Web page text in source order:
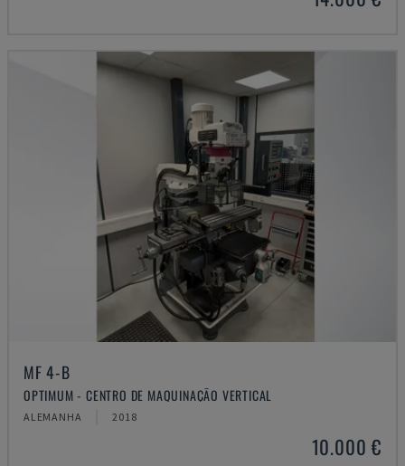
MF 4-B
OPTIMUM - CENTRO DE MAQUINAÇÃO VERTICAL
ALEMANHA 2018
10.000 €